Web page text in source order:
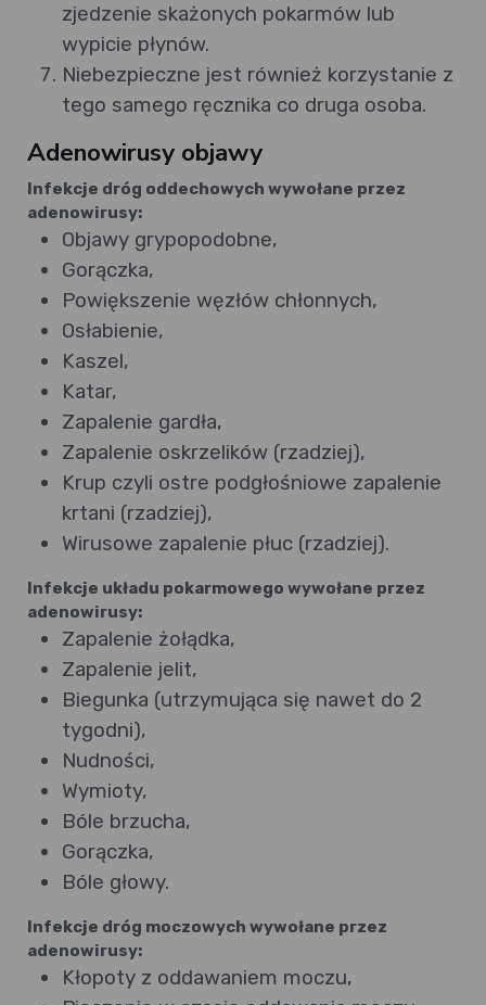
zjedzenie skażonych pokarmów lub
wypicie płynów.
Niebezpieczne jest również korzystanie z
tego samego ręcznika co druga osoba.
Adenowirusy objawy
Infekcje dróg oddechowych wywołane przez
adenowirusy:
Objawy grypopodobne,
Gorączka,
Powiększenie węzłów chłonnych,
Osłabienie,
Kaszel,
Katar,
Zapalenie gardła,
Zapalenie oskrzelików (rzadziej),
Krup czyli ostre podgłośniowe zapalenie
krtani (rzadziej),
Wirusowe zapalenie płuc (rzadziej).
Infekcje układu pokarmowego wywołane przez
adenowirusy:
Zapalenie żołądka,
Zapalenie jelit,
Biegunka (utrzymująca się nawet do 2
tygodni),
Nudności,
Wymioty,
Bóle brzucha,
Gorączka,
Bóle głowy.
Infekcje dróg moczowych wywołane przez
adenowirusy:
Kłopoty z oddawaniem moczu,